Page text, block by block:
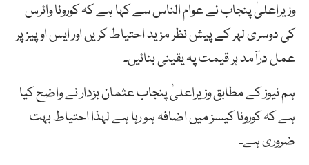
وزیراعلیٰ پنجاب نے عوام الناس سے کہا ہے کہ کورونا وائرس
کی دوسری لہر کے پیش نظر مزید احتیاط کریں اور ایس او پیز پر
عمل درآمد ہر قیمت پہ یقینی بنائیں۔
ہم نیوز کے مطابق وزیراعلیٰ پنجاب عثمان بزدار نے واضح کیا
ہے کہ کورونا کیسز میں اضافہ ہو رہا ہے لہذا احتیاط بہت
ضروری ہے۔